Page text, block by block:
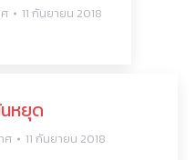
11 กันยายน 2018
หยุด
ศ 11 กันยายน 2018